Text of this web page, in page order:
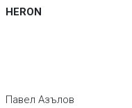
HERON
Павел Азълов